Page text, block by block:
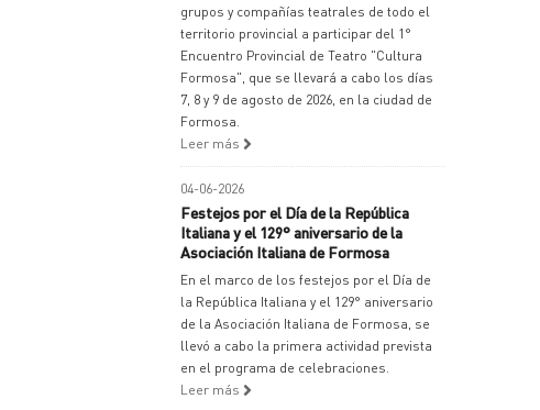
grupos y compañías teatrales de todo el
territorio provincial a participar del 1°
Encuentro Provincial de Teatro "Cultura
Formosa", que se llevará a cabo los días
7, 8 y 9 de agosto de 2026, en la ciudad de
Formosa.
Leer más
04-06-2026
Festejos por el Día de la República
Italiana y el 129° aniversario de la
Asociación Italiana de Formosa
En el marco de los festejos por el Día de
la República Italiana y el 129° aniversario
de la Asociación Italiana de Formosa, se
llevó a cabo la primera actividad prevista
en el programa de celebraciones.
Leer más